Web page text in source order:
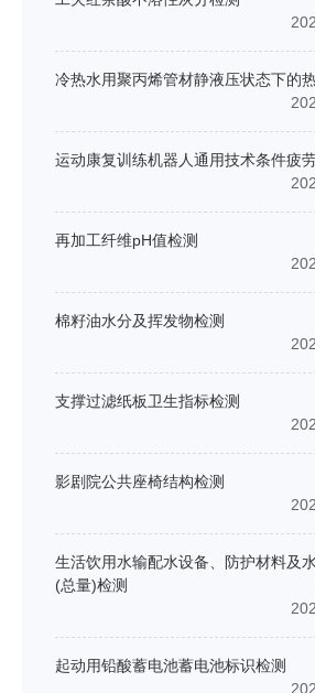
冷热水用聚丙烯管材静液压状态下的
运动康复训练机器人通用技术条件疲
再加工纤维pH值检测
棉籽油水分及挥发物检测
支撑过滤纸板卫生指标检测
影剧院公共座椅结构检测
生活饮用水输配水设备、防护材料及
(总量)检测
起动用铅酸蓄电池蓄电池标识检测